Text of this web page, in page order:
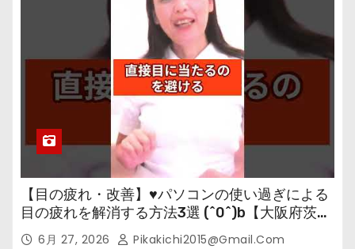
【目の疲れ・改善】♥パソコンの使い過ぎによる
目の疲れを解消する方法3選 (^0^)b【大阪府茨木
市の女性・美容鍼灸・整体師が教えます。】
6月 27, 2026 Pikakichi2015@gmail.com